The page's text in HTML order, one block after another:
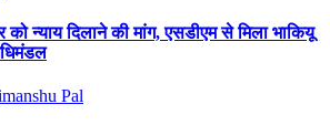
को न्याय दिलाने की मांग, एसडीएम से मिला भाकियू
Pal